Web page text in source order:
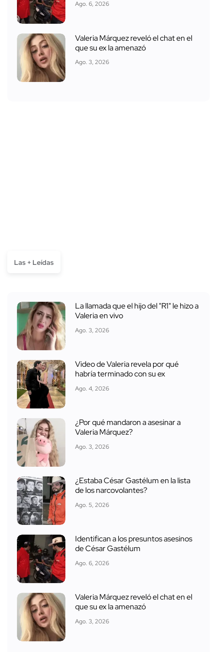
Ago. 6, 2026
Valeria Márquez reveló el chat en el
que su ex la amenazó
Ago. 3, 2026
Las + Leídas
La llamada que el hijo del "R1" le hizo a
Valeria en vivo
Ago. 3, 2026
Video de Valeria revela por qué
habría terminado con su ex
Ago. 4, 2026
¿Por qué mandaron a asesinar a
Valeria Márquez?
Ago. 3, 2026
¿Estaba César Gastélum en la lista
de los narcovolantes?
Ago. 5, 2026
Identifican a los presuntos asesinos
de César Gastélum
Ago. 6, 2026
Valeria Márquez reveló el chat en el
que su ex la amenazó
Ago. 3, 2026